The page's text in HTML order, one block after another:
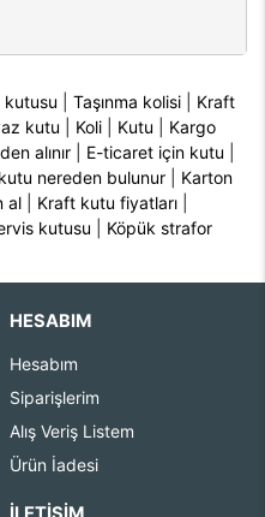
kutusu |Taşınma kolisi
Kraft
kutu Koli Kutu
Kargo
alınır E-ticaret için kutu
nereden bulunur
Karton
al Kraft kutu fiyatları
kutusu
Köpük strafor
HESABIM
Hesabım
Siparişlerim
Alış Veriş Listem
Ürün İadesi